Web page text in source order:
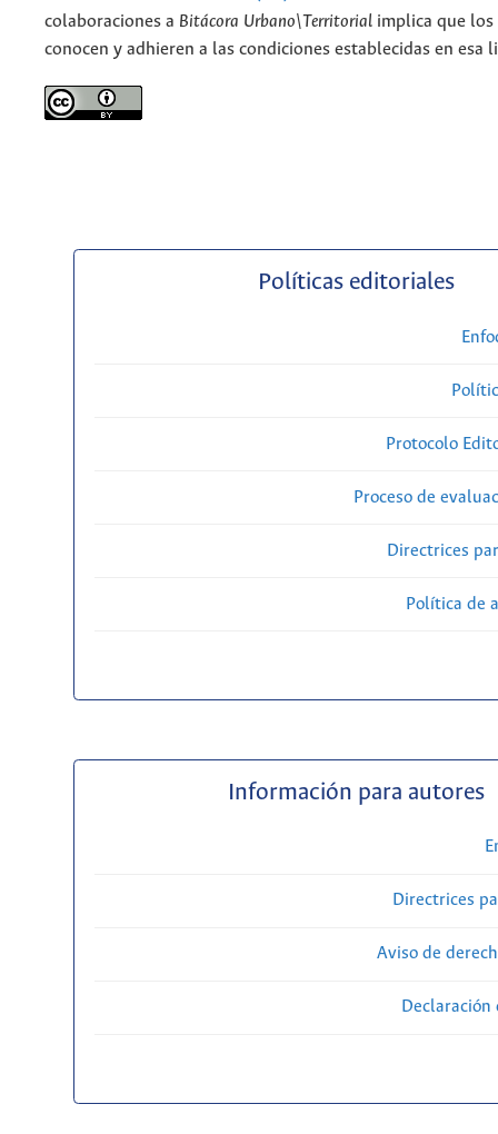
colaboraciones a Bitácora Urbano\Territorial implica que los
conocen y adhieren a las condiciones establecidas en esa
Políticas editoriales
Protocolo
Proceso de
Directrices
Política de
Información para autores
Directrices
Aviso de